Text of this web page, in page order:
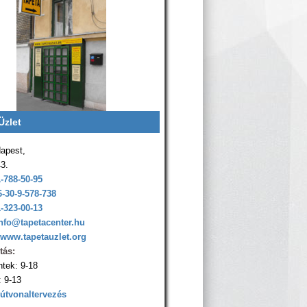
788-50-95
30-9-578-738
323-00-13
9-18
9-13